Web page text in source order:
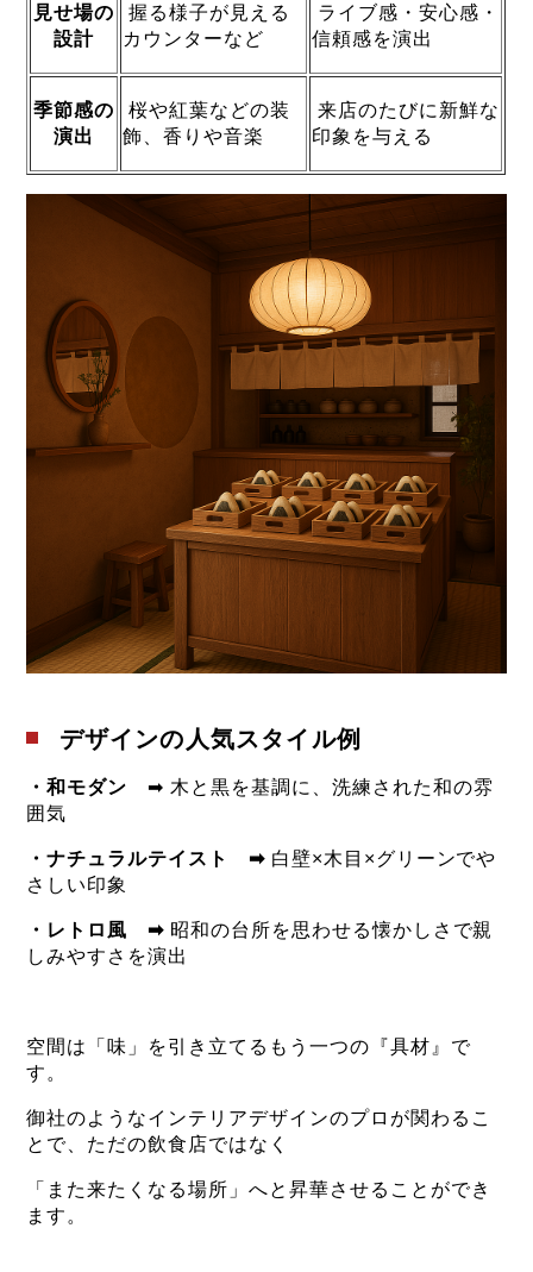
見せ場の
設計
握る様子が見える
カウンターなど
ライブ感・安心感・
信頼感を演出
季節感の
演出
桜や紅葉などの装
飾、香りや音楽
来店のたびに新鮮な
印象を与える
デザインの人気スタイル例
・和モダン ➡ 木と黒を基調に、洗練された和の雰
囲気
・ナチュラルテイスト ➡ 白壁×木目×グリーンでや
さしい印象
・レトロ風 ➡ 昭和の台所を思わせる懐かしさで親
しみやすさを演出
空間は「味」を引き立てるもう一つの『具材』で
す。
御社のようなインテリアデザインのプロが関わるこ
とで、ただの飲食店ではなく
「また来たくなる場所」へと昇華させることができ
ます。